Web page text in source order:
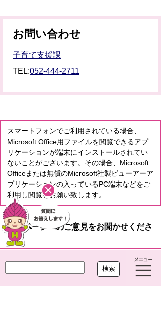
お問い合わせ
子育て支援課
TEL:052-444-2711
スマートフォンでご利用されている場合、
Microsoft Office用ファイルを閲覧できるアプ
リケーションが端末にインストールされてい
ないことがございます。その場合、Microsoft
Officeまたは無償のMicrosoft社製ビューアーア
プリケーションの入っているPC端末などをご
利用し閲覧をお願い致します。
このページへのご意見をお聞かせくださ
い。
役に
立った
どちらとも
いえない
役に立た
なかった